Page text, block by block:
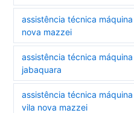
assistência técnica
nova mazzei
assistência técnica
jabaquara
assistência técnica
vila nova mazzei